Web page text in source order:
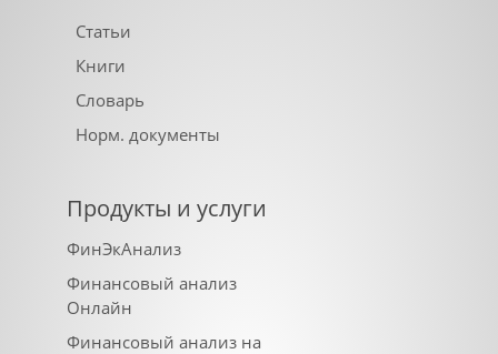
Статьи
Книги
Словарь
Норм. документы
Продукты и услуги
ФинЭкАнализ
Финансовый анализ
Онлайн
Финансовый анализ на